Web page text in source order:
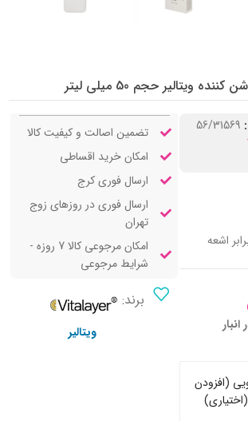
ویتالیر حجم 50 میلی لیتر
56/31569
اشعه
(افزودن
(اختیاری)
تضمین اصالت و کیفیت کالا
امکان خرید اقساطی
ارسال فوری کرج
ارسال فوری در روزهای زوج
تهران
امکان مرجوعی کالا 7 روزه -
شرایط مرجوعی
برند:
ویتالیر